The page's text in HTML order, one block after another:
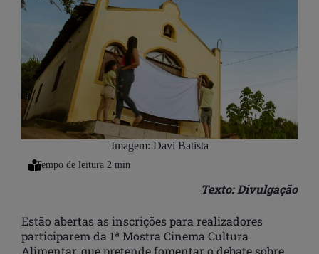
Imagem: Davi Batista
Texto: Divulgação
Estão abertas as inscrições para realizadores
participarem da 1ª Mostra Cinema Cultura
Alimentar, que pretende fomentar o debate sobre